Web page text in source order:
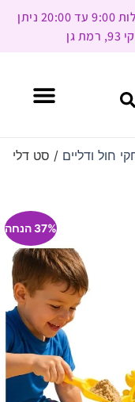
ניתן להגיע בתיאום מראש | בשעות הפעילות 9:00 עד 20:00 ניתן
חול ודליים / סט דלי
37% הנחה